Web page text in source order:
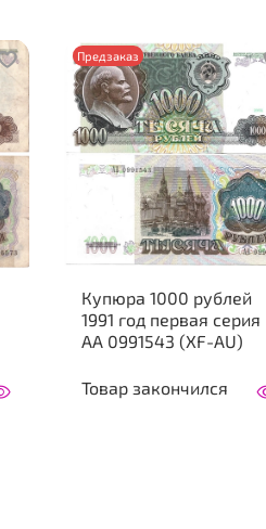
Предзаказ
Купюра 1000 рублей
1991 год первая серия
АА 0991543 (XF-AU)
Товар закончился